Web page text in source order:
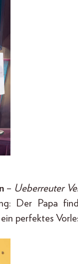
– Ueberreuter
Der Papa
perfektes